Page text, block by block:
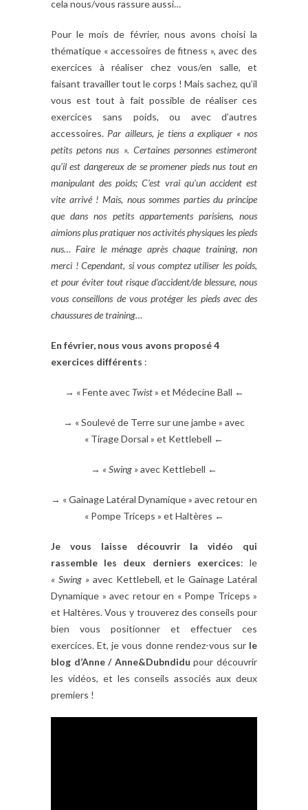
cela nous/vous rassure aussi…
Pour le mois de février, nous avons choisi la
thématique « accessoires de fitness », avec des
exercices à réaliser chez vous/en salle, et
faisant travailler tout le corps ! Mais sachez, qu’il
vous est tout à fait possible de réaliser ces
exercices sans poids, ou avec d’autres
accessoires. Par ailleurs, je tiens a expliquer « nos
petits petons nus ». Certaines personnes estimeront
qu’il est dangereux de se promener pieds nus tout en
manipulant des poids; C’est vrai qu’un accident est
vite arrivé ! Mais, nous sommes parties du principe
que dans nos petits appartements parisiens, nous
aimions plus pratiquer nos activités physiques les pieds
nus… Faire le ménage après chaque training, non
merci ! Cependant, si vous comptez utiliser les poids,
et pour éviter tout risque d’accident/de blessure, nous
vous conseillons de vous protéger les pieds avec des
chaussures de training…
En février, nous vous avons proposé 4
exercices différents :
→ « Fente avec Twist» et Médecine Ball ←
→ « Soulevé de Terre sur une jambe » avec
« Tirage Dorsal » et Kettlebell ←
→ « Swing »avec Kettlebell ←
→ « Gainage Latéral Dynamique » avec retour en
« Pompe Triceps » et Haltères ←
Je vous laisse découvrir la vidéo qui
rassemble les deux derniers exercices: le
« Swing »avec Kettlebell, et le Gainage Latéral
Dynamique » avec retour en « Pompe Triceps »
et Haltères. Vous y trouverez des conseils pour
bien vous positionner et effectuer ces
exercices. Et, je vous donne rendez-vous sur le
blog d’Anne / Anne&Dubndidu pour découvrir
les vidéos, et les conseils associés aux deux
premiers !